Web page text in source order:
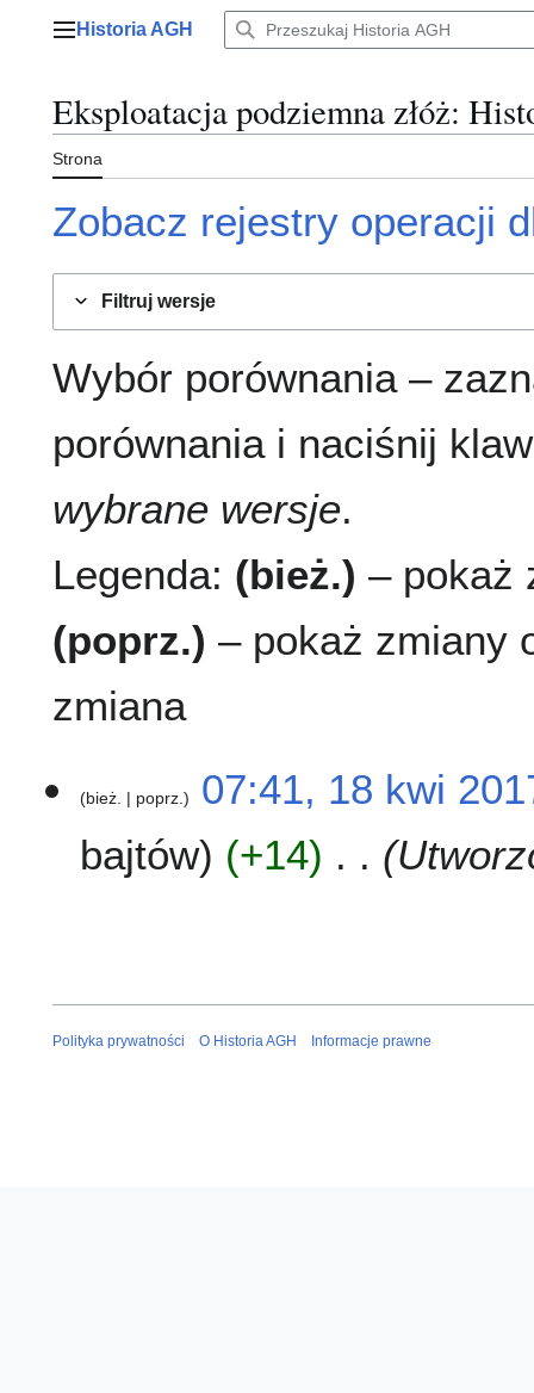
Menu główne
Historia AGH
Eksploatacja podziemna złóż:
Strona
Zobacz rejestry operacji
Filtruj wersje
Wybór porównania –
porównania i naciśnij
wybrane wersje.
Legenda: (bież.) – pokaż
(poprz.) – pokaż zmiany
zmiana
8
bież. poprz.
07:41, 18 kwi
bajtów
+14
Polityka prywatności O Historia AGH Informacje prawne